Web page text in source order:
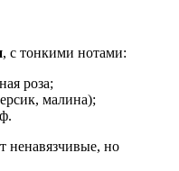
, с тонкими нотами:
роза;
малина);
ненавязчивые, но